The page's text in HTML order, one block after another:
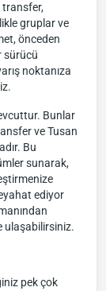
transfer,
gruplar ve
önceden
sürücü
noktanıza
Bunlar
ve Tusan
Bu
sunarak,
ediyor
ulaşabilirsiniz.
pek çok